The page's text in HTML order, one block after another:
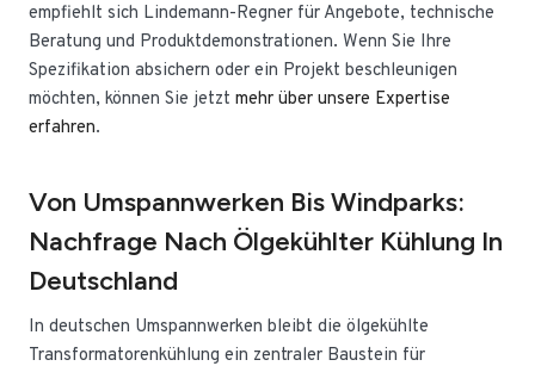
empfiehlt sich Lindemann-Regner für Angebote, technische
Beratung und Produktdemonstrationen. Wenn Sie Ihre
Spezifikation absichern oder ein Projekt beschleunigen
möchten, können Sie jetzt mehr über unsere Expertise
erfahren.
Von Umspannwerken Bis Windparks:
Nachfrage Nach Ölgekühlter Kühlung In
Deutschland
In deutschen Umspannwerken bleibt die ölgekühlte
Transformatorenkühlung ein zentraler Baustein für